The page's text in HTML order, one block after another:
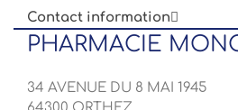
Contact information
PHARMACIE
34 AVENUE DU 8 MAI 1945